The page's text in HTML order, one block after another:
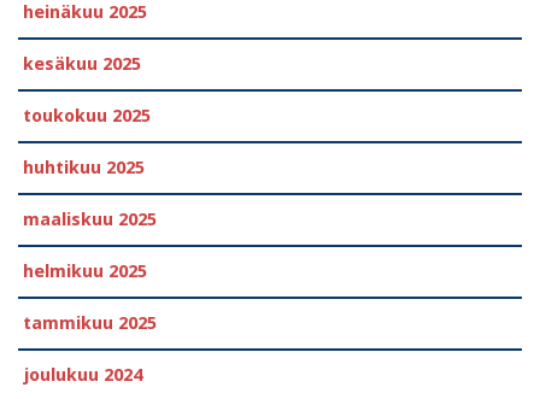
heinäkuu 2025
kesäkuu 2025
toukokuu 2025
huhtikuu 2025
maaliskuu 2025
helmikuu 2025
tammikuu 2025
joulukuu 2024